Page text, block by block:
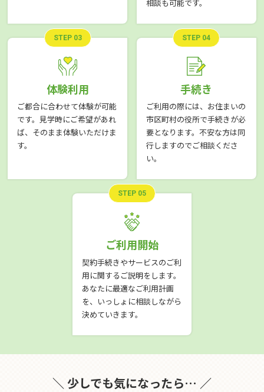
相談も可能です。
STEP 03
体験利用
ご都合に合わせて体験が可能
です。見学時にご希望があれ
ば、そのまま体験いただけま
す。
STEP 04
手続き
ご利用の際には、お住まいの
市区町村の役所で手続きが必
要となります。不安な方は同
行しますのでご相談くださ
い。
STEP 05
ご利用開始
契約手続きやサービスのご利
用に関するご説明をします。
あなたに最適なご利用計画
を、いっしょに相談しながら
決めていきます。
＼ 少しでも気になったら… ／